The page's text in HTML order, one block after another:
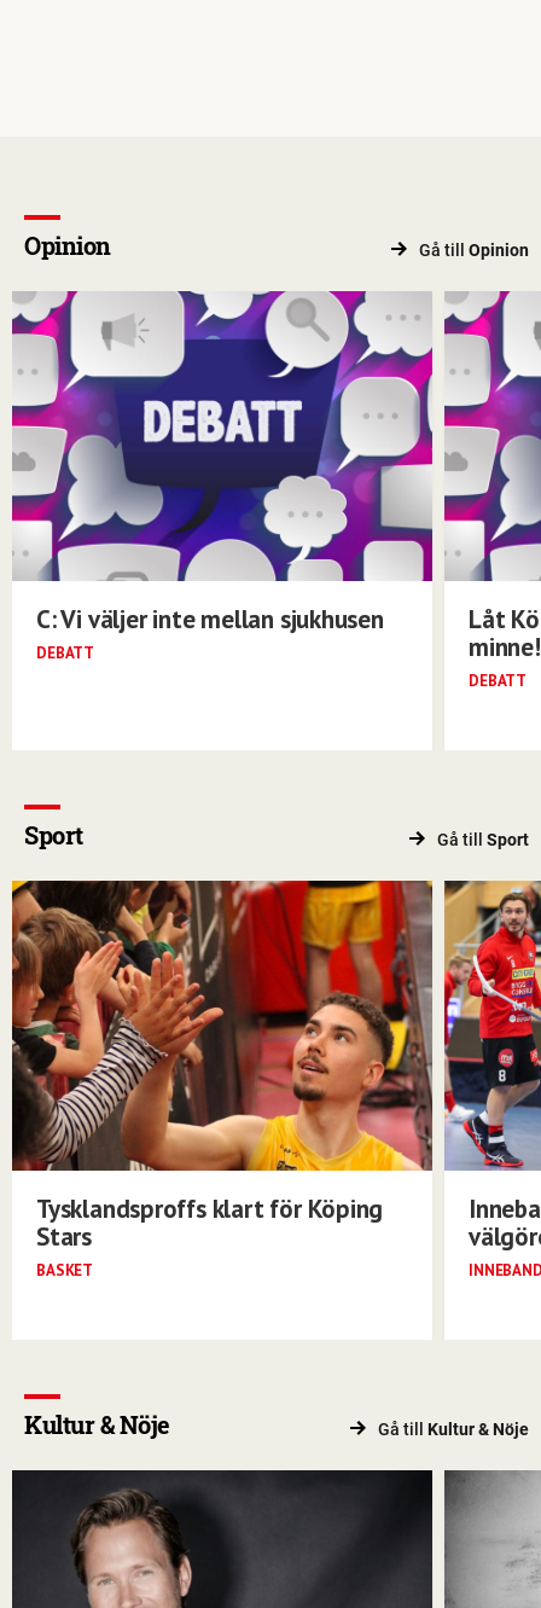
Opinion Gå till Opinion
C: Vi väljer inte mellan sjukhusen
DEBATT
Låt
minne!
DEBATT
Sport Gå till Sport
Tysklandsproffs klart för Köping
Stars
BASKET
Kultur & Nöje Gå till Kultur & Nöje